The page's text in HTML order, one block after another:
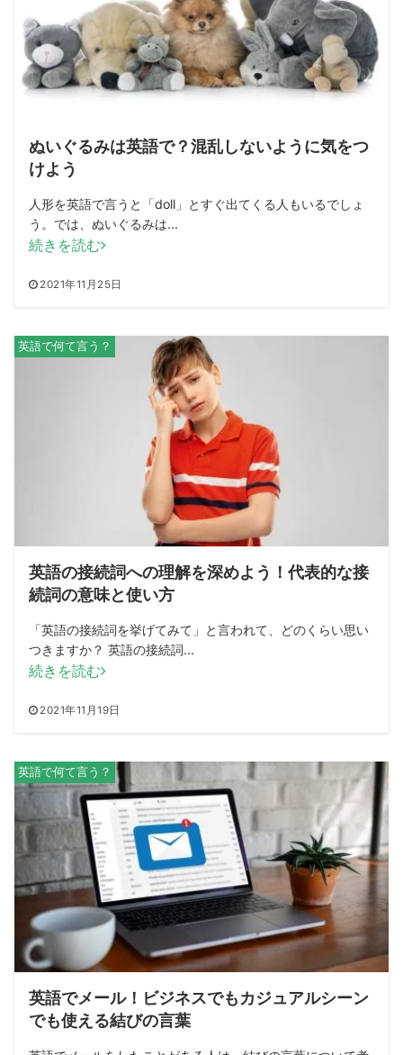
ぬいぐるみは英語で？混乱しないように気をつ
けよう
人形を英語で言うと「doll」とすぐ出てくる人もいるでしょ
う。では、ぬいぐるみは...
2021年11月25日
続きを読む
英語で何て言う？
英語の接続詞への理解を深めよう！代表的な接
続詞の意味と使い方
「英語の接続詞を挙げてみて」と言われて、どのくらい思い
つきますか？ 英語の接続詞...
2021年11月19日
続きを読む
英語で何て言う？
英語でメール！ビジネスでもカジュアルシーン
でも使える結びの言葉